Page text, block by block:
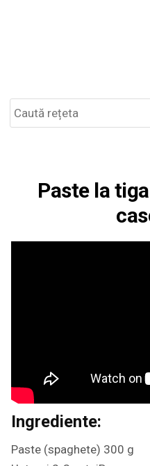
Paste la
Ingrediente:
Paste (spaghete) 300 g